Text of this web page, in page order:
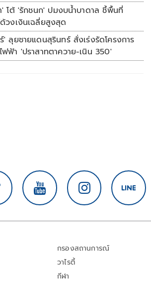
โต้ 'รักชนก' ปมงบน้ำบาดาล ชี้พื้นที่
วงเงินเฉลี่ยสูงสุด
ลุยชายแดนสุรินทร์ สั่งเร่งรัดโครงการ
ฟฟ้า 'ปราสาทตาควาย-เนิน 350'
กรองสถานการณ์
วาไรตี้
กีฬา